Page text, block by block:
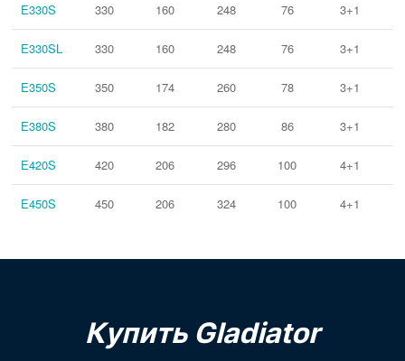
E330S 330 160 248 76 3+1
E330SL 330 160 248 76 3+1
E350S 350 174 260 78 3+1
E380S 380 182 280 86 3+1
E420S 420 206 296 100 4+1
E450S 450 206 324 100 4+1
Купить Gladiator